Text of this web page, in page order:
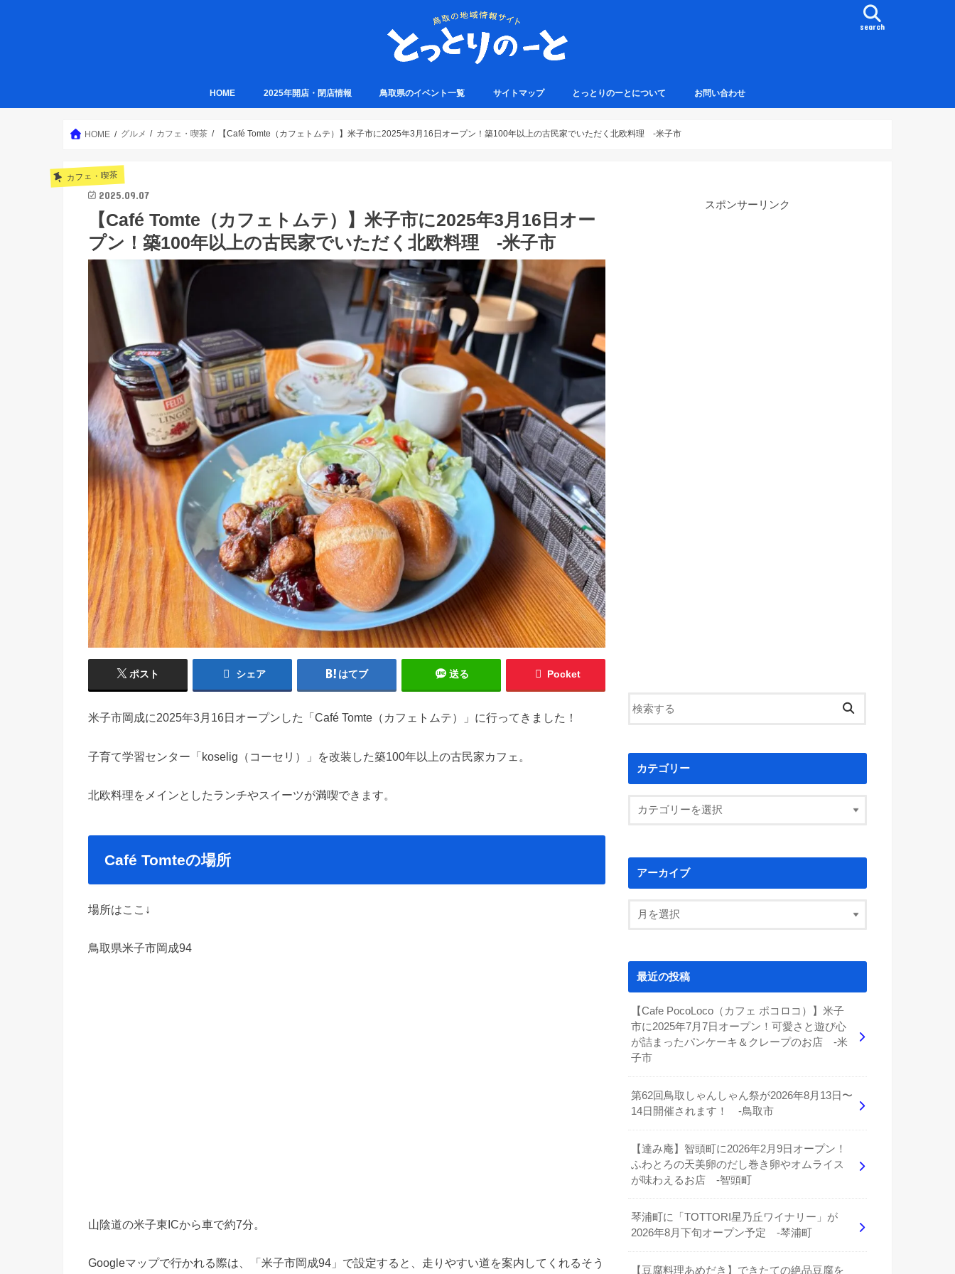
search
HOME 2025年開店・閉店情報 鳥取県のイベント一覧 サイトマップ とっとりのーとについて お問い合わせ
HOME グルメ カフェ・喫茶 【Café Tomte（カフェトムテ）】米子市に2025年3月16日オープン！築100年以上の古民家でいただく北欧料理 -米子市
カフェ・喫茶
2025.09.07
【Café Tomte（カフェトムテ）】米子市に2025年3月16日オー
プン！築100年以上の古民家でいただく北欧料理 -米子市
ポスト シェア はてブ 送る Pocket
米子市岡成に2025年3月16日オープンした「Café Tomte（カフェトムテ）」に行ってきました！
子育て学習センター「koselig（コーセリ）」を改装した築100年以上の古民家カフェ。
北欧料理をメインとしたランチやスイーツが満喫できます。
Café Tomteの場所
場所はここ↓
鳥取県米子市岡成94
山陰道の米子東ICから車で約7分。
Googleマップで行かれる際は、「米子市岡成94」で設定すると、走りやすい道を案内してくれるそう
スポンサーリンク
カテゴリー
アーカイブ
最近の投稿
【Cafe PocoLoco（カフェ ポコロコ）】米子
市に2025年7月7日オープン！可愛さと遊び心
が詰まったパンケーキ＆クレープのお店 -米
子市
第62回鳥取しゃんしゃん祭が2026年8月13日〜
14日開催されます！ -鳥取市
【達み庵】智頭町に2026年2月9日オープン！
ふわとろの天美卵のだし巻き卵やオムライス
が味わえるお店 -智頭町
琴浦町に「TOTTORI星乃丘ワイナリー」が
2026年8月下旬オープン予定 -琴浦町
【豆腐料理あめだき】できたての絶品豆腐を